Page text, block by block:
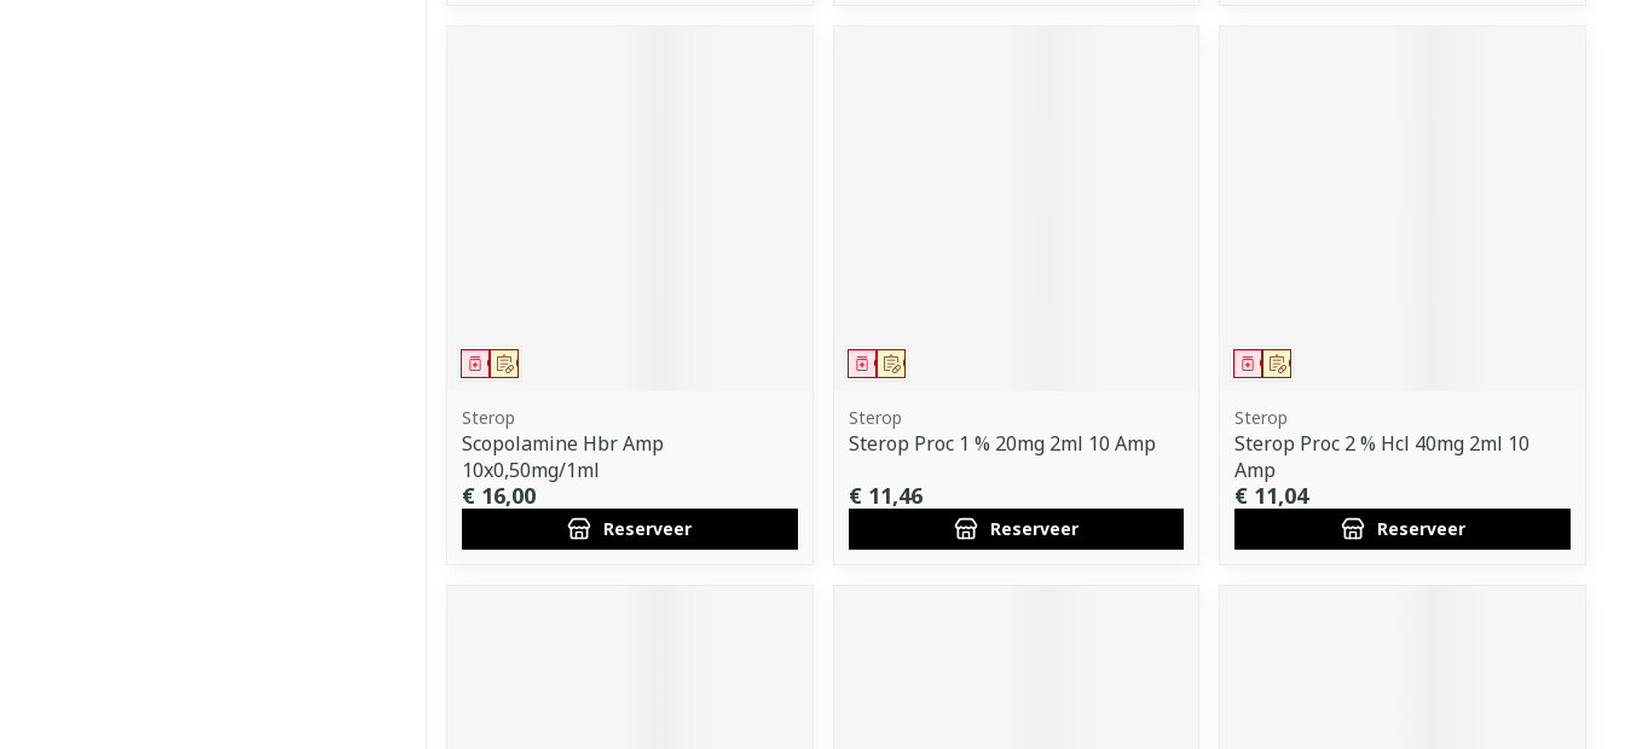
Op voorschrift
Geneesmiddel
Sterop
Scopolamine Hbr Amp
10x0,50mg/1ml
€ 16,00
Reserveer
Op voorschrift
Geneesmiddel
Sterop
Sterop Proc 1 % 20mg 2ml 10 Amp
€ 11,46
Reserveer
Op voorschrift
Geneesmiddel
Sterop
Sterop Proc 2 % Hcl 40mg 2ml 10
Amp
€ 11,04
Reserveer